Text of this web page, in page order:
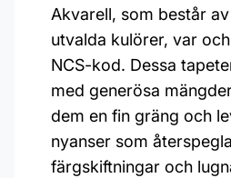
Akvarell, som består
utvalda kulörer, var
NCS-kod. Dessa
med generösa
dem en fin gräng och
nyanser som
färgskiftningar och